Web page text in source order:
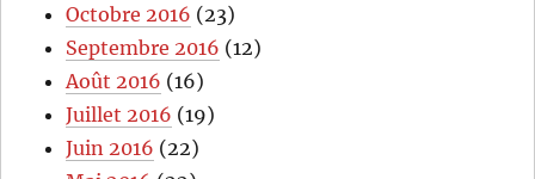
Octobre 2016 (23)
Septembre 2016 (12)
Août 2016 (16)
Juillet 2016 (19)
Juin 2016 (22)